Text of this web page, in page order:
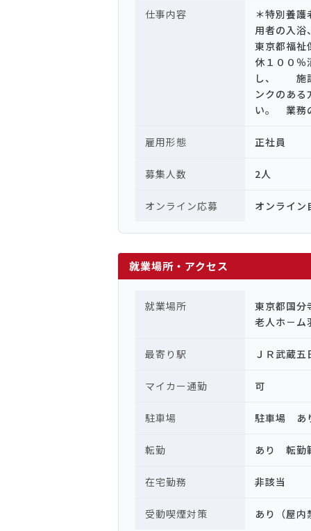
仕事内容
＊特別養
用者の入
東京都福
休１００
し、 施設
ンクのあ
い。 業務
雇用形態 正社員
募集人数 2人
オンライン応募 オンライン
就業場所・アクセス
就業場所
東京都国
老人ホ－ム
最寄り駅 ＪＲ武蔵
マイカー通勤 可
駐車場 駐車場 あ
転勤 あり 転勤
在宅勤務 非該当
受動喫煙対策 あり（屋内